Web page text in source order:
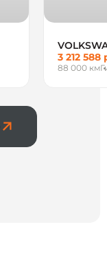
3 212 588
88 000 км